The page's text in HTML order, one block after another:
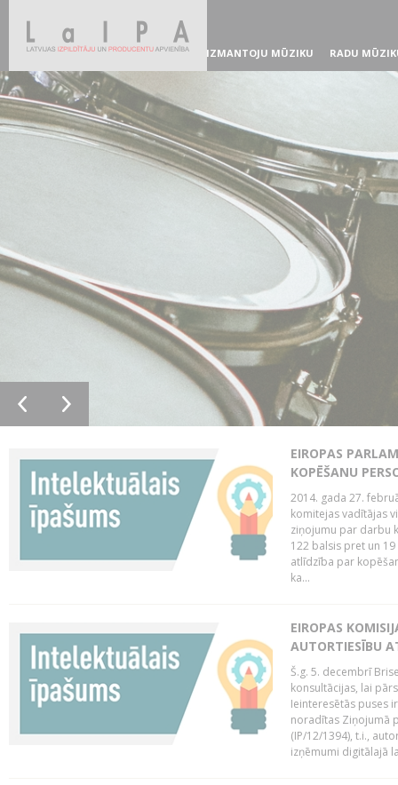
IZMANTOJU MŪZIKU RADU
EIROPAS
KOPĒŠANU
2014. gada 27.
komitejas vadītājas
ziņojumu par darbu
122 balsis pret un
atlīdzība par
ka...
EIROPAS
AUTORTIESĪBU
Š.g. 5. decembrī
konsultācijas, lai
Ieinteresētās puses
noradītas Ziņojumā
(IP/12/1394), t.i.,
izņēmumi digitālajā